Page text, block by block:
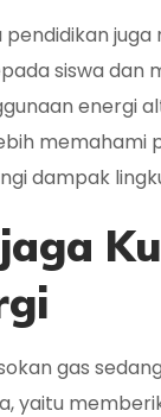
pendidikan
siswa
energi
dampak
gas
yaitu